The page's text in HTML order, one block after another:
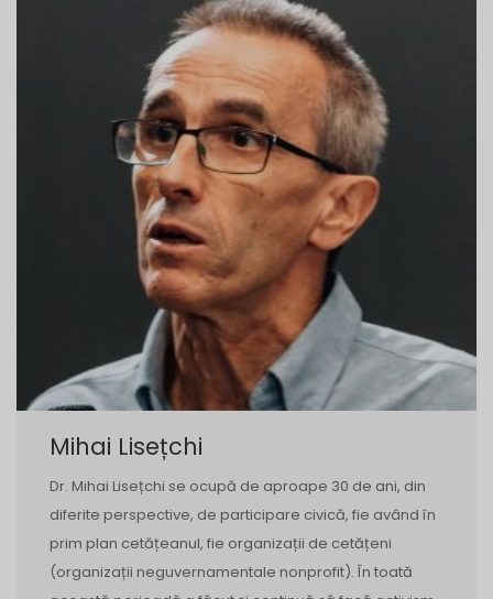
Mihai Lisețchi
Dr. Mihai Lisețchi se ocupă de aproape 30 de ani, din
diferite perspective, de participare civică, fie având în
prim plan cetățeanul, fie organizații de cetățeni
(organizații neguvernamentale nonprofit). În toată